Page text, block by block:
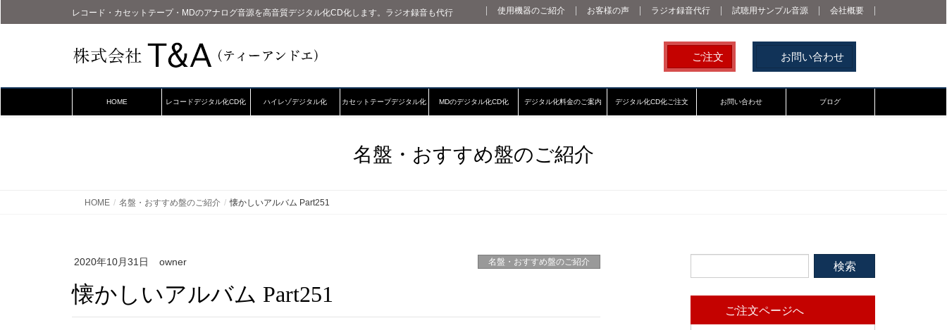
レコード・カセットテープ・MDのアナログ音源を高音質デジタル化CD化します。ラジオ録音も代行 使用機器のご紹介 お客様の声 ラジオ録音代行 試聴用サンプル音源 会社概要
ご注文 お問い合わせ
HOME レコードデジタル化CD化 ハイレゾデジタル化 カセットテープデジタル化 MDのデジタル化CD化 デジタル化料金のご案内 デジタル化CD化ご注文 お問い合わせ ブログ
名盤・おすすめ盤のご紹介
HOME 名盤・おすすめ盤のご紹介 懐かしいアルバム Part251
2020年10月31日 owner 名盤・おすすめ盤のご紹介
懐かしいアルバム Part251
ご注文ページへ